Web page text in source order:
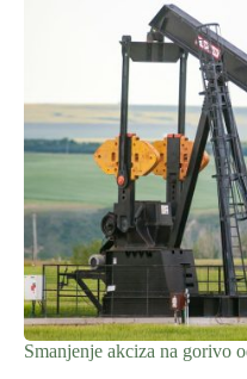
Smanjenje akciza na gorivo